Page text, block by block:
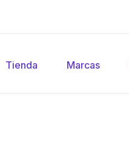
Tienda Marcas